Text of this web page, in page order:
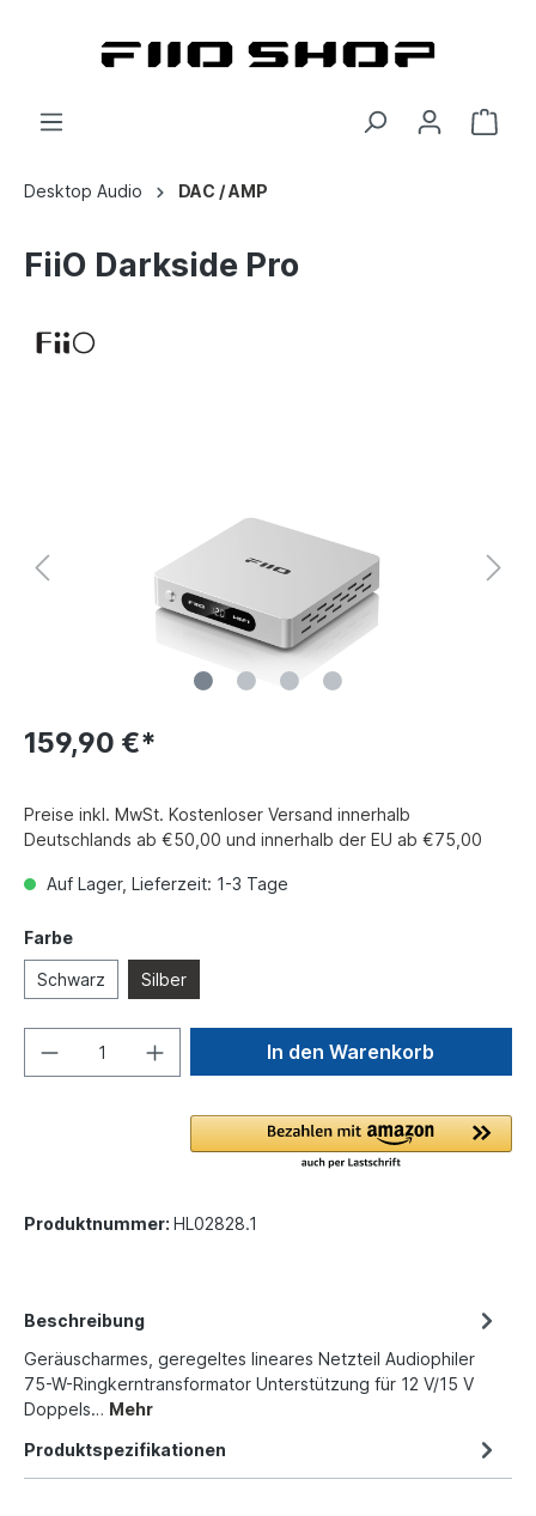
Desktop Audio DAC / AMP
FiiO Darkside Pro
159,90 €*
Preise inkl. MwSt. Kostenloser Versand innerhalb
Deutschlands ab €50,00 und innerhalb der EU ab €75,00
Auf Lager, Lieferzeit: 1-3 Tage
Farbe
Schwarz Silber
In den Warenkorb
Produktnummer: HL02828.1
Beschreibung
Geräuscharmes, geregeltes lineares Netzteil Audiophiler
75-W-Ringkerntransformator Unterstützung für 12 V/15 V
Doppels… Mehr
Produktspezifikationen